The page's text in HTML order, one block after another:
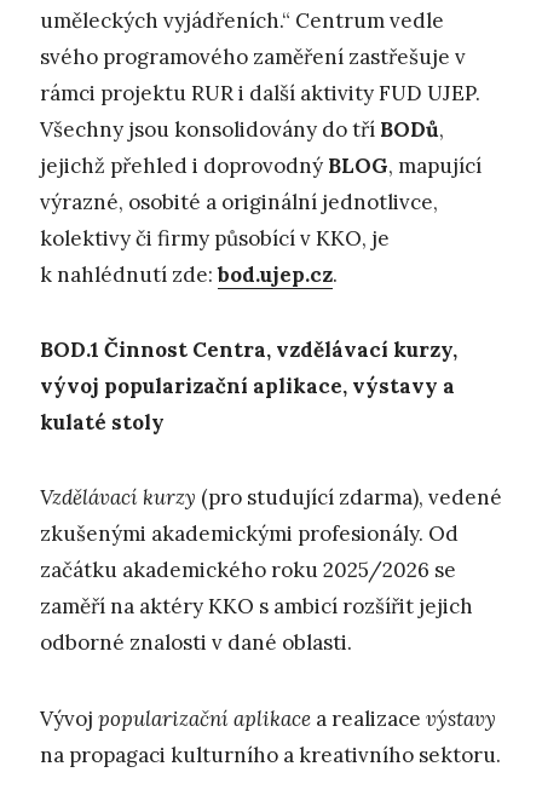
uměleckých vyjádřeních.“ Centrum vedle
svého programového zaměření zastřešuje v
rámci projektu RUR i další aktivity FUD UJEP.
Všechny jsou konsolidovány do tří BODů,
jejichž přehled i doprovodný BLOG, mapující
výrazné, osobité a originální jednotlivce,
kolektivy či firmy působící v KKO, je
k nahlédnutí zde:bod.ujep.cz.
BOD.1 Činnost Centra, vzdělávací kurzy,
vývoj popularizační aplikace, výstavy a
kulaté stoly
Vzdělávací kurzy (pro studující zdarma), vedené
zkušenými akademickými profesionály. Od
začátku akademického roku 2025/2026 se
zaměří na aktéry KKO s ambicí rozšířit jejich
odborné znalosti v dané oblasti.
Vývoj popularizační aplikace a realizace výstavy
na propagaci kulturního a kreativního sektoru.